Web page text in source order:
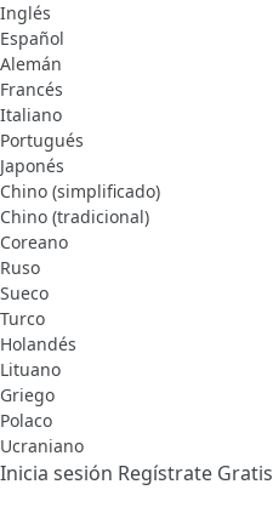
Inglés
Español
Alemán
Francés
Italiano
Portugués
Japonés
Chino (simplificado)
Chino (tradicional)
Coreano
Ruso
Sueco
Turco
Holandés
Lituano
Griego
Polaco
Ucraniano
Inicia sesión Regístrate Gratis